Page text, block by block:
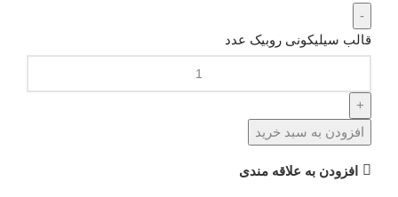
قالب سیلیکونی روبیک عدد
افزودن به سبد خرید
افزودن به علاقه مندی